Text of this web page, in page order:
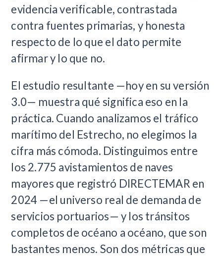
evidencia verificable, contrastada
contra fuentes primarias, y honesta
respecto de lo que el dato permite
afirmar y lo que no.
El estudio resultante —hoy en su versión
3.0— muestra qué significa eso en la
práctica. Cuando analizamos el tráfico
marítimo del Estrecho, no elegimos la
cifra más cómoda. Distinguimos entre
los 2.775 avistamientos de naves
mayores que registró DIRECTEMAR en
2024 —el universo real de demanda de
servicios portuarios— y los tránsitos
completos de océano a océano, que son
bastantes menos. Son dos métricas que